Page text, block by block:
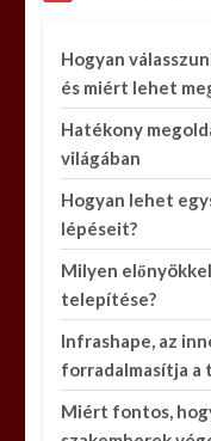
Hogyan
és miért lehet
Hatékony
világában
Hogyan lehet
lépéseit?
Milyen
telepítése?
Infrashape, az
forradalmasítja a
Miért fontos,